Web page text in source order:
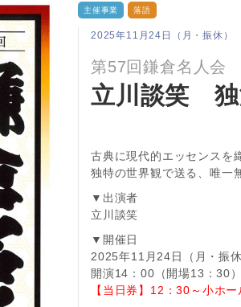
主催事業 落語
2025年11月24日（月・振休）
第57回鎌倉名人会
立川談笑 独
古典に現代的エッセンスを
独特の世界観で送る、唯一
▼出演者
立川談笑
▼開催日
2025年11月24日（月・振休
開演14：00（開場13：30）
【当日券】12：30～小ホ